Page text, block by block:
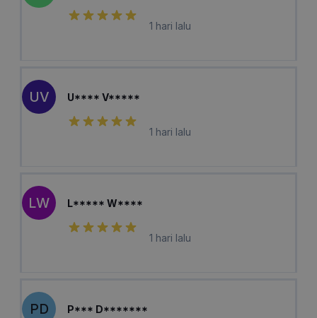
1 hari lalu
UV U**** V*****
1 hari lalu
LW L***** W****
1 hari lalu
PD P*** D*******